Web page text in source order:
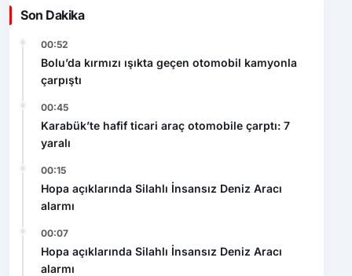
Son Dakika
00:52
Bolu’da kırmızı ışıkta geçen otomobil kamyonla
çarpıştı
00:45
Karabük’te hafif ticari araç otomobile çarptı: 7
yaralı
00:15
Hopa açıklarında Silahlı İnsansız Deniz Aracı
alarmı
00:07
Hopa açıklarında Silahlı İnsansız Deniz Aracı
alarmı